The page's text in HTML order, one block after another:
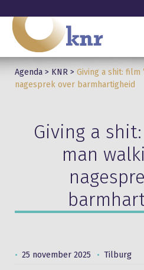
Agenda > KNR > Giving a shit: film
nagesprek over barmhartigheid
Giving a
man
25 november 2025 Tilburg